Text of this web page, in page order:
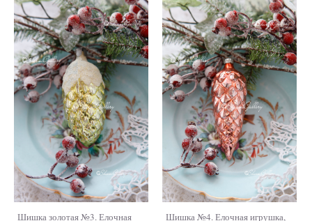
Шишка золотая №3. Елочная Шишка №4. Елочная игрушка,